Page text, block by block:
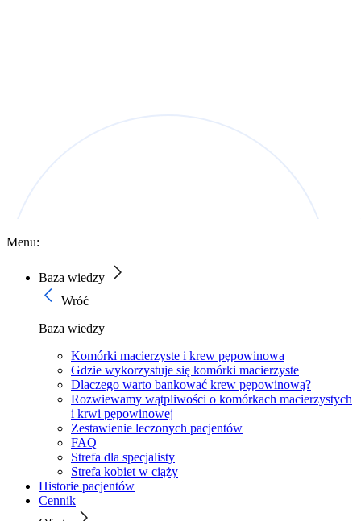
Menu:
Baza wiedzy
Wróć
Baza wiedzy
Komórki macierzyste i krew pępowinowa
Gdzie wykorzystuje się komórki macierzyste
Dlaczego warto bankować krew pępowinową?
Rozwiewamy wątpliwości o komórkach macierzystych
i krwi pępowinowej
Zestawienie leczonych pacjentów
FAQ
Strefa dla specjalisty
Strefa kobiet w ciąży
Historie pacjentów
Cennik